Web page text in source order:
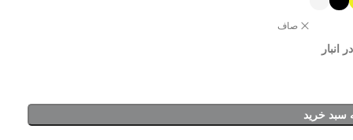
صاف
سبد خرید